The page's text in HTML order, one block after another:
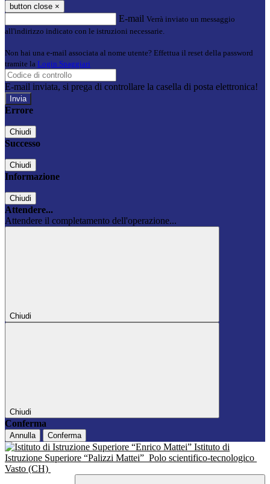
button close ×
E-mail Verrà inviato un messaggio
all'indirizzo indicato con le istruzioni necessarie.
Non hai una e-mail associata al nome utente? Effettua il reset della password
tramite la Login Spaggiari
E-mail inviata, si prega di controllare la casella di posta elettronica!
Errore
Chiudi
Successo
Chiudi
Informazione
Chiudi
Attendere...
Attendere il completamento dell'operazione...
Chiudi
Chiudi
Conferma
Annulla Conferma
Istituto di
Istruzione Superiore “Palizzi Mattei” Polo scientifico-tecnologico
Vasto (CH)